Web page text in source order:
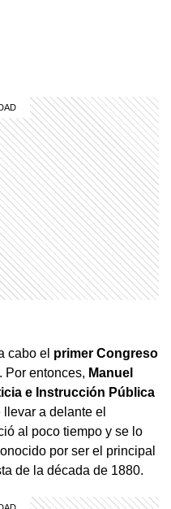
cabo el primer Congreso
. Por entonces, Manuel
e Instrucción Pública
a delante el
al poco tiempo y se lo
por ser el principal
de la década de 1880.